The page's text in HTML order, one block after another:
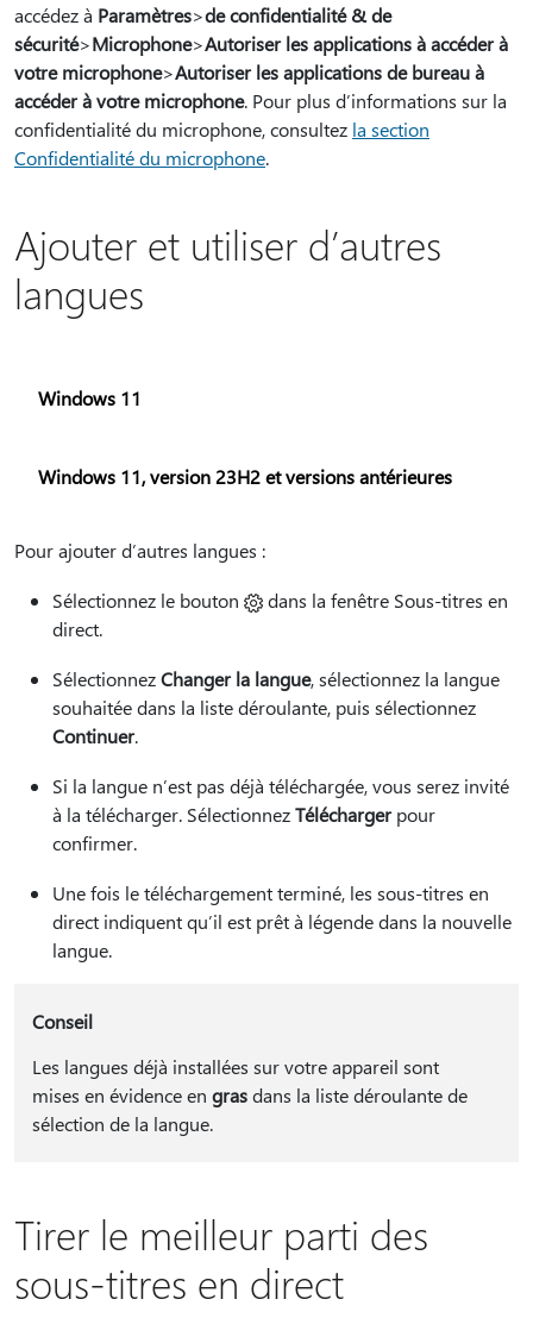
accédez à Paramètres>de confidentialité & de
sécurité>Microphone>Autoriser les applications à accéder à
votre microphone>Autoriser les applications de bureau à
accéder à votre microphone. Pour plus d’informations sur la
confidentialité du microphone, consultez la section
Confidentialité du microphone.
Ajouter et utiliser d’autres
langues
Windows 11
Windows 11, version 23H2 et versions antérieures
Pour ajouter d’autres langues :
Sélectionnez le bouton
dans la fenêtre Sous-titres en
direct.
SélectionnezChanger la langue, sélectionnez la langue
souhaitée dans la liste déroulante, puis sélectionnez
Continuer.
Si la langue n’est pas déjà téléchargée, vous serez invité
à la télécharger. SélectionnezTéléchargerpour
confirmer.
Une fois le téléchargement terminé, les sous-titres en
direct indiquent qu’il est prêt à légende dans la nouvelle
langue.
Conseil
Les langues déjà installées sur votre appareil sont
mises en évidence en grasdans la liste déroulante de
sélection de la langue.
Tirer le meilleur parti des
sous-titres en direct